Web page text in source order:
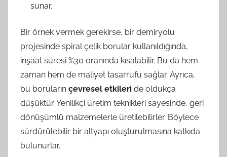
sunar.
Bir örnek vermek gerekirse, bir demiryolu
projesinde spiral çelik borular kullanıldığında,
inşaat süresi %30 oranında kısalabilir. Bu da hem
zaman hem de maliyet tasarrufu sağlar. Ayrıca,
bu boruların çevresel etkileri de oldukça
düşüktür. Yenilikçi üretim teknikleri sayesinde, geri
dönüşümlü malzemelerle üretilebilirler. Böylece
sürdürülebilir bir altyapı oluşturulmasına katkıda
bulunurlar.